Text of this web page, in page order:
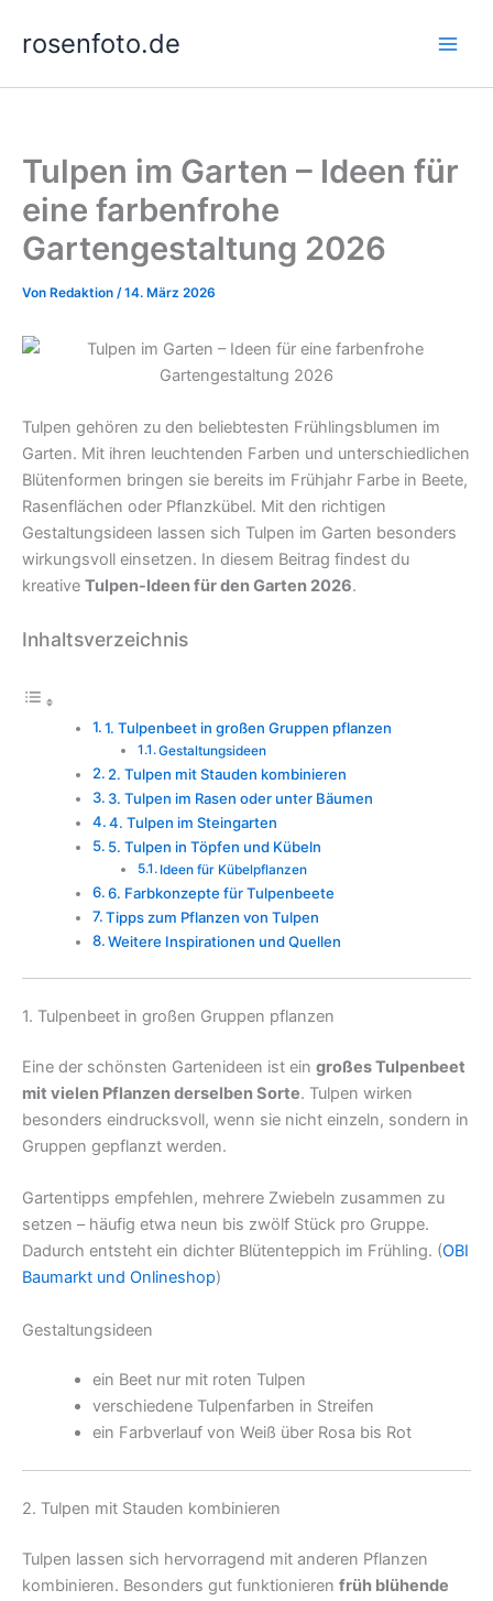
Inhaltrosenfoto.de
Tulpen im Garten – Ideen für
eine farbenfrohe
Gartengestaltung 2026
Von Redaktion /14. März 2026
Tulpen gehören zu den beliebtesten Frühlingsblumen im
Garten. Mit ihren leuchtenden Farben und unterschiedlichen
Blütenformen bringen sie bereits im Frühjahr Farbe in Beete,
Rasenflächen oder Pflanzkübel. Mit den richtigen
Gestaltungsideen lassen sich Tulpen im Garten besonders
wirkungsvoll einsetzen. In diesem Beitrag findest du
kreative Tulpen-Ideen für den Garten 2026.
Inhaltsverzeichnis
1. Tulpenbeet in großen Gruppen pflanzen
Gestaltungsideen
2. Tulpen mit Stauden kombinieren
3. Tulpen im Rasen oder unter Bäumen
4. Tulpen im Steingarten
5. Tulpen in Töpfen und Kübeln
Ideen für Kübelpflanzen
6. Farbkonzepte für Tulpenbeete
Tipps zum Pflanzen von Tulpen
Weitere Inspirationen und Quellen
1. Tulpenbeet in großen Gruppen pflanzen
Eine der schönsten Gartenideen ist ein großes Tulpenbeet
mit vielen Pflanzen derselben Sorte. Tulpen wirken
besonders eindrucksvoll, wenn sie nicht einzeln, sondern in
Gruppen gepflanzt werden.
Gartentipps empfehlen, mehrere Zwiebeln zusammen zu
setzen – häufig etwa neun bis zwölf Stück pro Gruppe.
Dadurch entsteht ein dichter Blütenteppich im Frühling. (OBI
Baumarkt und Onlineshop)
Gestaltungsideen
ein Beet nur mit roten Tulpen
verschiedene Tulpenfarben in Streifen
ein Farbverlauf von Weiß über Rosa bis Rot
2. Tulpen mit Stauden kombinieren
Tulpen lassen sich hervorragend mit anderen Pflanzen
kombinieren. Besonders gut funktionieren früh blühende